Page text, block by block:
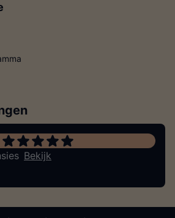
Bekijk